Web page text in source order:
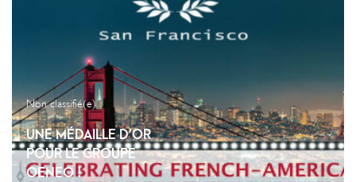
Non classifié(e)
UNE MÉDAILLE D’OR
POUR LE GROUPE
OENEO !